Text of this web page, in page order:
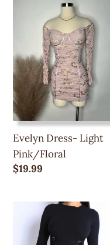
Pink/Floral
Evelyn Dress- Light
Pink/Floral
Precio
$19.99
Vestido
Básico
Never